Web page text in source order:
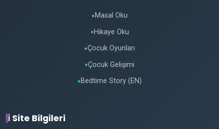
● Masal Oku
● Hikaye Oku
●Çocuk Oyunları
●Çocuk Gelişimi
● Bedtime Story (EN)
ℹ️ Site Bilgileri